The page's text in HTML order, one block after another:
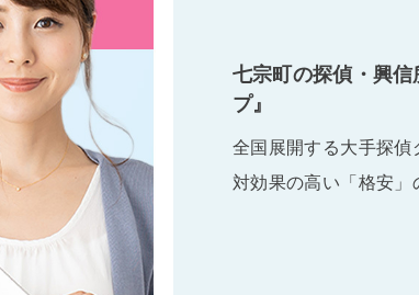
七宗町の探偵・興
プ』
全国展開する大手探
対効果の高い「格安」